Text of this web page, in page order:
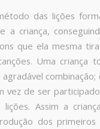
das lições
a criança,
que ela mesma
Uma
vez de ser
lições. Assim a
dos